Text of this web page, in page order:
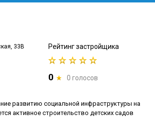
33В Рейтинг застройщика
0 0 голосов
развитию социальной инфраструктуры на
активное строительство детских садов